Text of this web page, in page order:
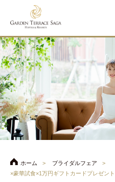
ホーム ブライダルフェア
×豪華試食×1万円ギフトカードプレゼント